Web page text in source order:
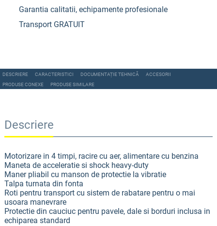
Garantia calitatii, echipamente profesionale
Transport GRATUIT
DESCRIERE CARACTERISTICI DOCUMENTAȚIE TEHNICĂ
ACCESORII
PRODUSE CONEXE
PRODUSE SIMILARE
Descriere
Motorizare in 4 timpi, racire cu aer, alimentare cu benzina
Maneta de acceleratie si shock heavy-duty
Maner pliabil cu manson de protectie la vibratie
Talpa turnata din fonta
Roti pentru transport cu sistem de rabatare pentru o mai
usoara manevrare
Protectie din cauciuc pentru pavele, dale si borduri inclusa in
echiparea standard